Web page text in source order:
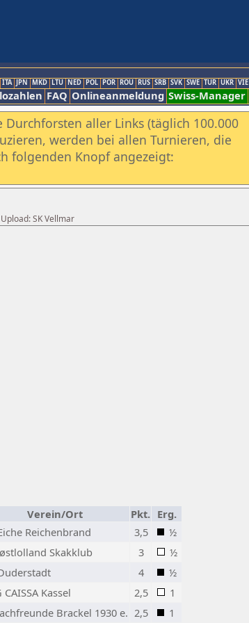
ITA JPN MKD LTU NED POL POR ROU RUS SRB SVK SWE TUR UKR VIE
FAQ Onlineanmeldung Swiss-Manager
aller Links (täglich 100.000
werden bei allen Turnieren, die
folgenden Knopf angezeigt:
SK Vellmar
Verein/Ort Pkt. Erg.
Reichenbrand 3,5
½
Skakklub 3
½
4
½
CAISSA Kassel 2,5
1
Brackel 1930 e. 2,5 1